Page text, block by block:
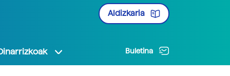
Aldizkaria
Buletina